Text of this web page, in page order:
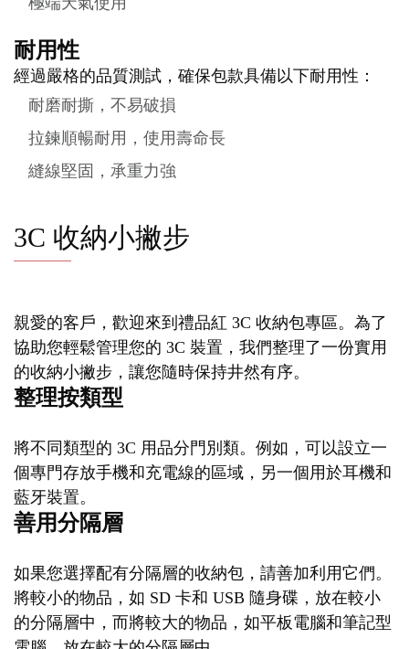
耐用性
經過嚴格的品質測試，確保包款具備以下耐用性：
耐磨耐撕，不易破損
拉鍊順暢耐用，使用壽命長
縫線堅固，承重力強
3C 收納小撇步
親愛的客戶，歡迎來到禮品紅 3C 收納包專區。為了
協助您輕鬆管理您的 3C 裝置，我們整理了一份實用
的收納小撇步，讓您隨時保持井然有序。
整理按類型
將不同類型的 3C 用品分門別類。例如，可以設立一
個專門存放手機和充電線的區域，另一個用於耳機和
藍牙裝置。
善用分隔層
如果您選擇配有分隔層的收納包，請善加利用它們。
將較小的物品，如 SD 卡和 USB 隨身碟，放在較小
的分隔層中，而將較大的物品，如平板電腦和筆記型